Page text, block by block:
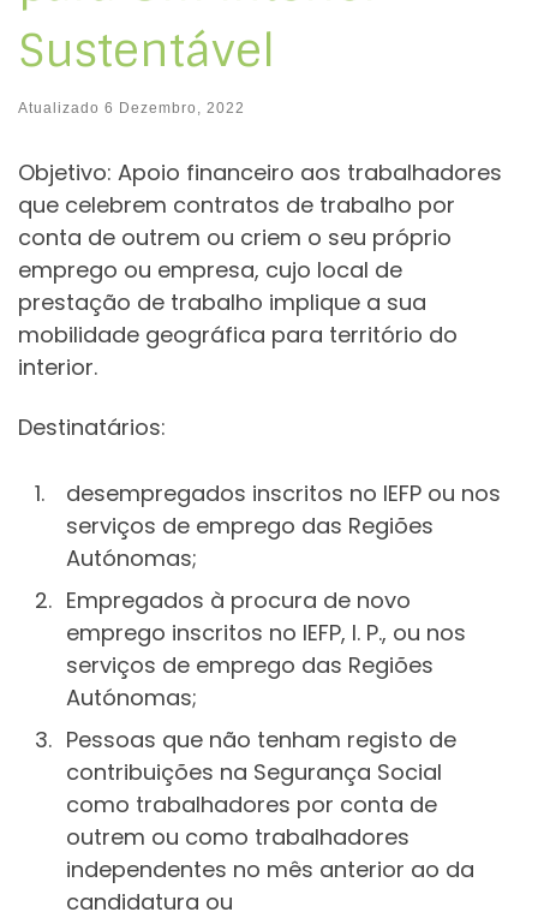
Sustentável
Atualizado 6 Dezembro, 2022
Objetivo: Apoio financeiro aos trabalhadores
que celebrem contratos de trabalho por
conta de outrem ou criem o seu próprio
emprego ou empresa, cujo local de
prestação de trabalho implique a sua
mobilidade geográfica para território do
interior.
Destinatários:
desempregados inscritos no IEFP ou nos
serviços de emprego das Regiões
Autónomas;
Empregados à procura de novo
emprego inscritos no IEFP, I. P., ou nos
serviços de emprego das Regiões
Autónomas;
Pessoas que não tenham registo de
contribuições na Segurança Social
como trabalhadores por conta de
outrem ou como trabalhadores
independentes no mês anterior ao da
candidatura ou